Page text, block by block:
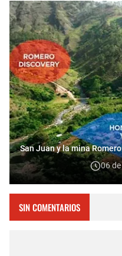
San Juan y la mina
06
SIN COMENTARIOS